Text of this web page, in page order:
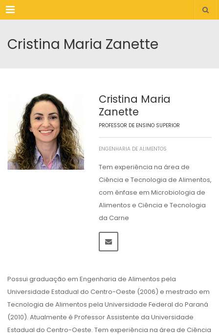
Menu
Cristina Maria Zanette
Cristina Maria
Zanette
PROFESSOR DE ENSINO SUPERIOR
ENGENHARIA DE ALIMENTOS
Tem experiência na área de
Ciência e Tecnologia de Alimentos,
com ênfase em Microbiologia de
Alimentos e Ciência e Tecnologia
da Carne
Possui graduação em Engenharia de Alimentos pela
Universidade Estadual do Centro-Oeste (2006) e mestrado em
Tecnologia de Alimentos pela Universidade Federal do Paraná
(2010). Atualmente é Professor Assistente da Universidade
Estadual do Centro-Oeste. Tem experiência na área de Ciência